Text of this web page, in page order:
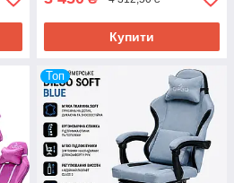
Купити
Топ